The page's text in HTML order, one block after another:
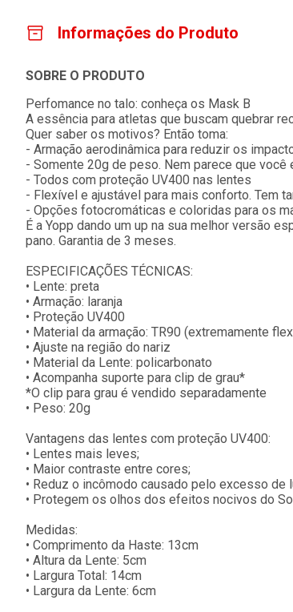
Informações do Produto
SOBRE O PRODUTO
Perfomance no talo: conheça os Mask B
A essência para atletas que buscam quebrar
Quer saber os motivos? Então toma:
- Armação aerodinâmica para reduzir os
- Somente 20g de peso. Nem parece que você
- Todos com proteção UV400 nas lentes
- Flexível e ajustável para mais conforto. Tem
- Opções fotocromáticas e coloridas para os
É a Yopp dando um up na sua melhor versão
pano. Garantia de 3 meses.
ESPECIFICAÇÕES TÉCNICAS:
• Lente: preta
• Armação: laranja
• Proteção UV400
• Material da armação: TR90 (extremamente
• Ajuste na região do nariz
• Material da Lente: policarbonato
• Acompanha suporte para clip de grau*
*O clip para grau é vendido separadamente
• Peso: 20g
Vantagens das lentes com proteção UV400:
• Lentes mais leves;
• Maior contraste entre cores;
• Reduz o incômodo causado pelo excesso de
• Protegem os olhos dos efeitos nocivos do
Medidas:
• Comprimento da Haste: 13cm
• Altura da Lente: 5cm
• Largura Total: 14cm
• Largura da Lente: 6cm